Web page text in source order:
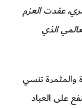
عقدت العزم
الذي
والمثمرة تنسي
على العباد